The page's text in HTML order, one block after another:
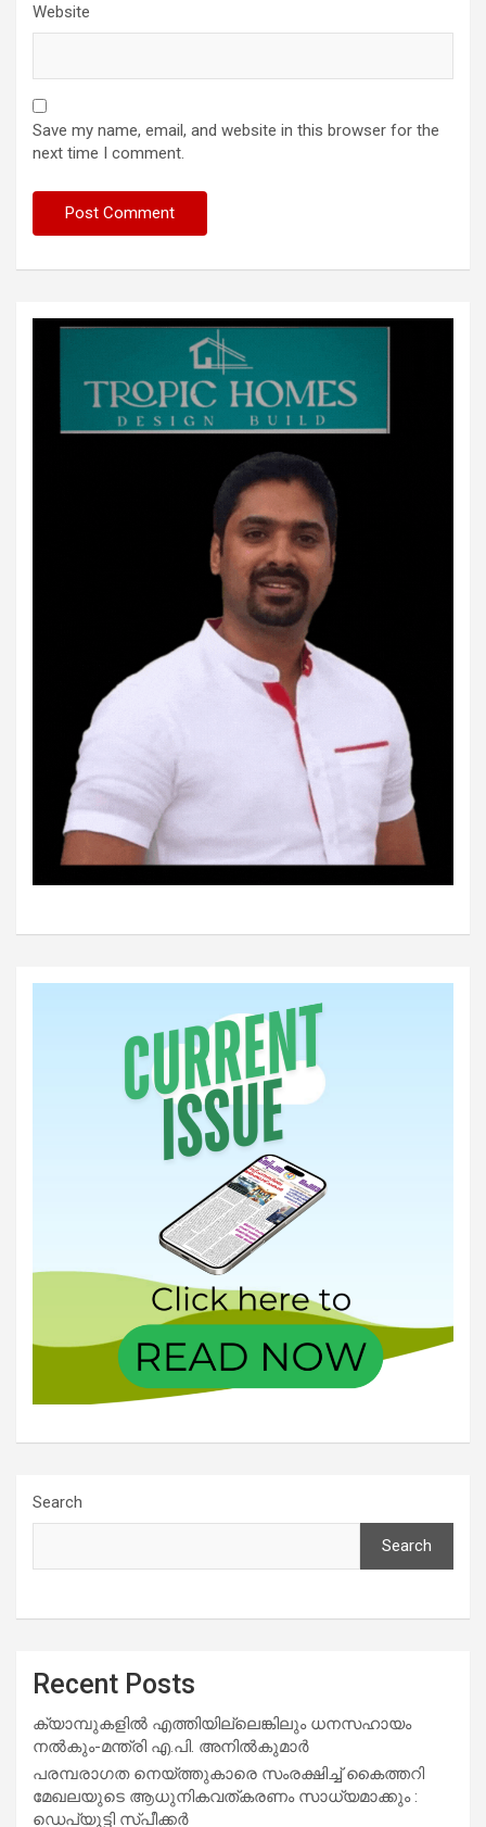
Website
Save my name, email, and website in this browser for the
next time I comment.
Search
Search
Recent Posts
ക്യാമ്പുകളിൽ എത്തിയില്ലെങ്കിലും ധനസഹായം
നൽകും-മന്ത്രി എ.പി. അനിൽകുമാർ
പരമ്പരാഗത നെയ്ത്തുകാരെ സംരക്ഷിച്ച് കൈത്തറി
മേഖലയുടെ ആധുനികവത്കരണം സാധ്യമാക്കും :
ഡെപ്യൂട്ടി സ്പീക്കർ